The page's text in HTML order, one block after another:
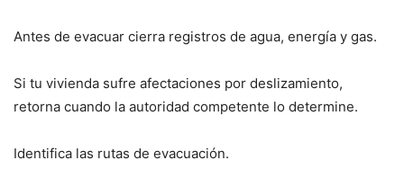
Antes de evacuar cierra registros de agua, energía y gas.
Si tu vivienda sufre afectaciones por deslizamiento,
retorna cuando la autoridad competente lo determine.
Identifica las rutas de evacuación.